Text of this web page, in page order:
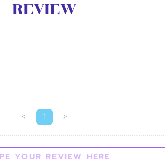
REVIEW
< 1 >